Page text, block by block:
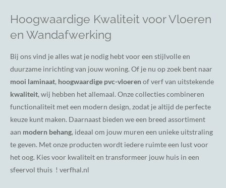
Hoogwaardige Kwaliteit voor Vloeren
en Wandafwerking
Bij ons vind je alles wat je nodig hebt voor een stijlvolle en
duurzame inrichting van jouw woning. Of je nu op zoek bent naar
mooi laminaat, hoogwaardige pvc-vloerenof verf van uitstekende
kwaliteit, wij hebben het allemaal. Onze collecties combineren
functionaliteit met een modern design, zodat je altijd de perfecte
keuze kunt maken. Daarnaast bieden we een breed assortiment
aan modern behang, ideaal om jouw muren een unieke uitstraling
te geven. Met onze producten wordt iedere ruimte een lust voor
het oog. Kies voor kwaliteit en transformeer jouw huis in een
sfeervol thuis ! verfhal.nl